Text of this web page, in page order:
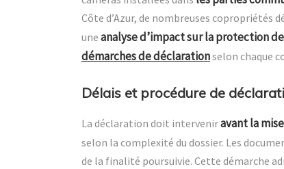
Côte d’Azur, de nombreuses
une analyse d’impact sur la protection
démarches de déclarationselon chaque
Délais et procédure de
La déclaration doit interveniravant la
selon la complexité du dossier. Les
de la finalité poursuivie. Cette démarche